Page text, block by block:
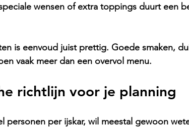
wensen of extra toppings duurt een
is eenvoud juist prettig. Goede smaken,
vaak meer dan een overvol menu.
richtlijn voor je planning
personen per ijskar, wil meestal gewoon